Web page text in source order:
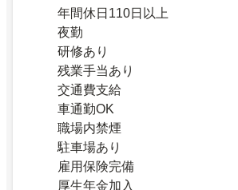
年間休日110日以上
夜勤
研修あり
残業手当あり
交通費支給
車通勤OK
職場内禁煙
駐車場あり
雇用保険完備
厚生年金加入